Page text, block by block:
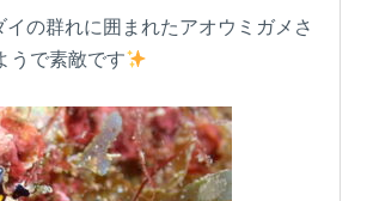
イの群れに囲まれたアオウミガメさ
うで素敵です